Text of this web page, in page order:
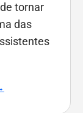
tornar
das